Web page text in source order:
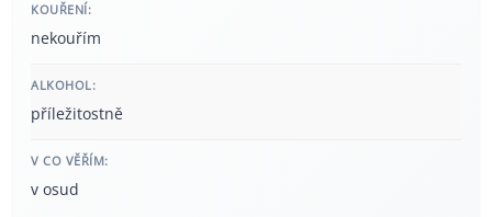
KOUŘENÍ:
nekouřím
ALKOHOL:
příležitostně
V CO VĚŘÍM:
v osud